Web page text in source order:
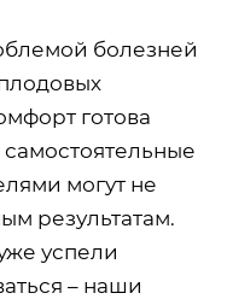
болезней
готова
могут не
результатам.
успели
– наши